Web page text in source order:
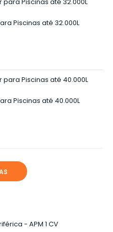
Piscinas até 32.000L
Piscinas até 40.000L